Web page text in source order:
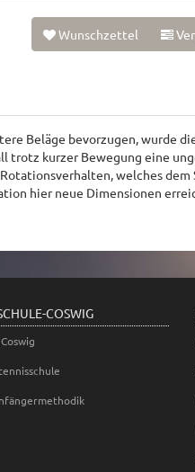
Wunschzettel
Beläge bevorzugen, wurde
trotz kurzer Bewegung eine
welches
hier neue Dimensionen
COSWIG